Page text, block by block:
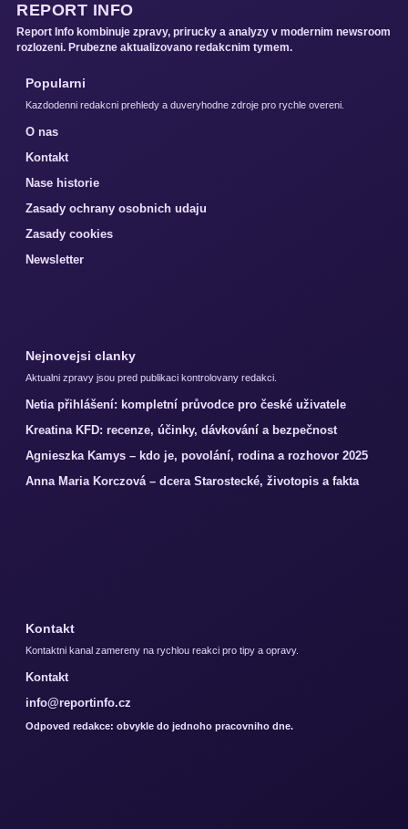
REPORT INFO
Report Info kombinuje zpravy, prirucky a analyzy v modernim newsroom
rozlozeni. Prubezne aktualizovano redakcnim tymem.
Popularni
Kazdodenni redakcni prehledy a duveryhodne zdroje pro rychle overeni.
O nas
Kontakt
Nase historie
Zasady ochrany osobnich udaju
Zasady cookies
Newsletter
Nejnovejsi clanky
Aktualni zpravy jsou pred publikaci kontrolovany redakci.
Netia přihlášení: kompletní průvodce pro české uživatele
Kreatina KFD: recenze, účinky, dávkování a bezpečnost
Agnieszka Kamys – kdo je, povolání, rodina a rozhovor 2025
Anna Maria Korczová – dcera Starostecké, životopis a fakta
Kontakt
Kontaktni kanal zamereny na rychlou reakci pro tipy a opravy.
Kontakt
info@reportinfo.cz
Odpoved redakce: obvykle do jednoho pracovniho dne.